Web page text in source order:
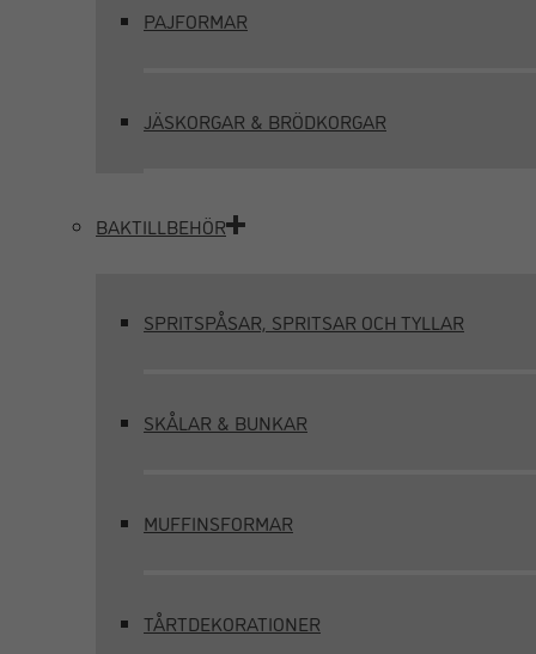
PAJFORMAR
JÄSKORGAR & BRÖDKORGAR
BAKTILLBEHÖR
SPRITSPÅSAR, SPRITSAR OCH TYLLAR
SKÅLAR & BUNKAR
MUFFINSFORMAR
TÅRTDEKORATIONER